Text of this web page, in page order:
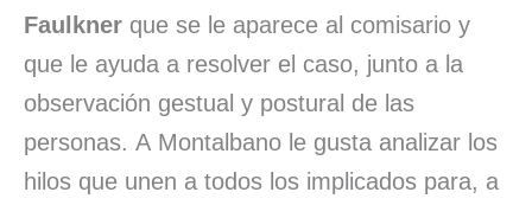
Faulkner que se le aparece al comisario y
que le ayuda a resolver el caso, junto a la
observación gestual y postural de las
personas. A Montalbano le gusta analizar los
hilos que unen a todos los implicados para, a